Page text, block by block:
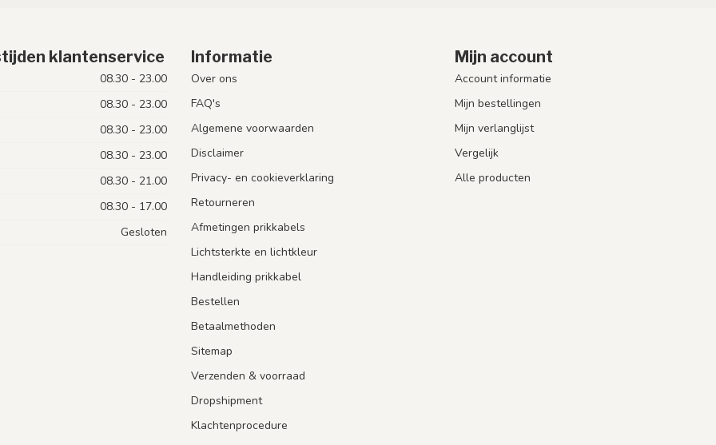
klantenservice
08.30 - 23.00
08.30 - 23.00
08.30 - 23.00
08.30 - 23.00
08.30 - 21.00
08.30 - 17.00
Gesloten
Informatie
Over ons
FAQ's
Algemene voorwaarden
Disclaimer
Privacy- en cookieverklaring
Retourneren
Afmetingen prikkabels
Lichtsterkte en lichtkleur
Handleiding prikkabel
Bestellen
Betaalmethoden
Sitemap
Verzenden & voorraad
Dropshipment
Klachtenprocedure
Mijn account
Account informatie
Mijn bestellingen
Mijn verlanglijst
Vergelijk
Alle producten